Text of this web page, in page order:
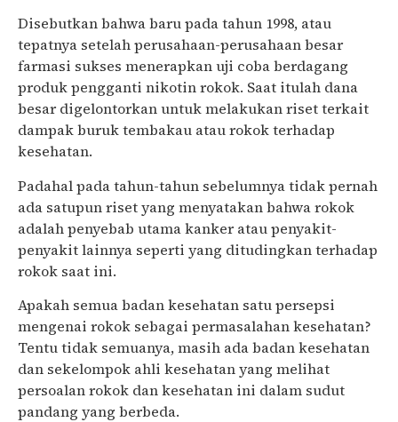
Disebutkan bahwa baru pada tahun 1998, atau
tepatnya setelah perusahaan-perusahaan besar
farmasi sukses menerapkan uji coba berdagang
produk pengganti nikotin rokok. Saat itulah dana
besar digelontorkan untuk melakukan riset terkait
dampak buruk tembakau atau rokok terhadap
kesehatan.
Padahal pada tahun-tahun sebelumnya tidak pernah
ada satupun riset yang menyatakan bahwa rokok
adalah penyebab utama kanker atau penyakit-
penyakit lainnya seperti yang ditudingkan terhadap
rokok saat ini.
Apakah semua badan kesehatan satu persepsi
mengenai rokok sebagai permasalahan kesehatan?
Tentu tidak semuanya, masih ada badan kesehatan
dan sekelompok ahli kesehatan yang melihat
persoalan rokok dan kesehatan ini dalam sudut
pandang yang berbeda.